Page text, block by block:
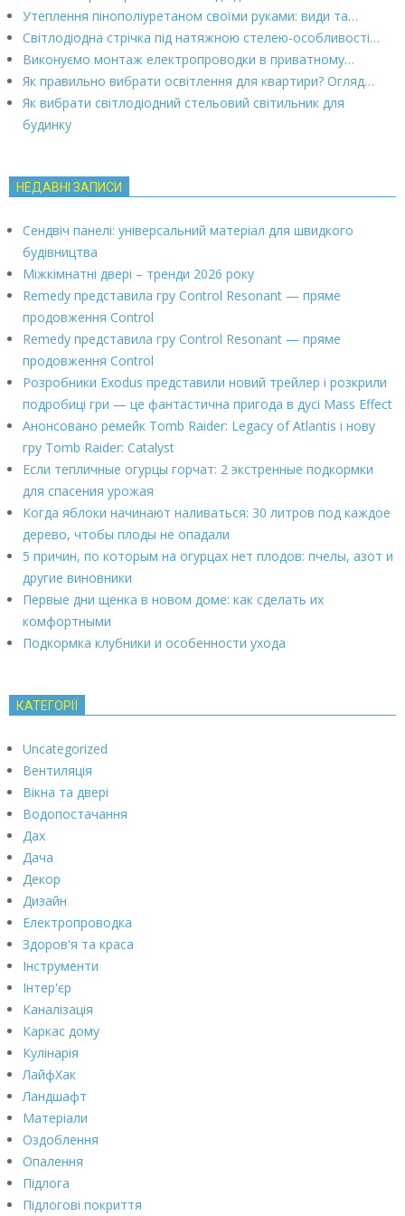
Утеплення пінополіуретаном своїми руками: види та…
Світлодіодна стрічка під натяжною стелею-особливості…
Виконуємо монтаж електропроводки в приватному…
Як правильно вибрати освітлення для квартири? Огляд…
Як вибрати світлодіодний стельовий світильник для
будинку
НЕДАВНІ ЗАПИСИ
Сендвіч панелі: універсальний матеріал для швидкого
будівництва
Міжкімнатні двері – тренди 2026 року
Remedy представила гру Control Resonant — пряме
продовження Control
Remedy представила гру Control Resonant — пряме
продовження Control
Розробники Exodus представили новий трейлер і розкрили
подробиці гри — це фантастична пригода в дусі Mass Effect
Анонсовано ремейк Tomb Raider: Legacy of Atlantis і нову
гру Tomb Raider: Catalyst
Если тепличные огурцы горчат: 2 экстренные подкормки
для спасения урожая
Когда яблоки начинают наливаться: 30 литров под каждое
дерево, чтобы плоды не опадали
5 причин, по которым на огурцах нет плодов: пчелы, азот и
другие виновники
Первые дни щенка в новом доме: как сделать их
комфортными
Подкормка клубники и особенности ухода
КАТЕГОРІЇ
Uncategorized
Вентиляція
Вікна та двері
Водопостачання
Дах
Дача
Декор
Дизайн
Електропроводка
Здоров'я та краса
Інструменти
Інтер'єр
Каналізація
Каркас дому
Кулінарія
ЛайфХак
Ландшафт
Матеріали
Оздоблення
Опалення
Підлога
Підлогові покриття